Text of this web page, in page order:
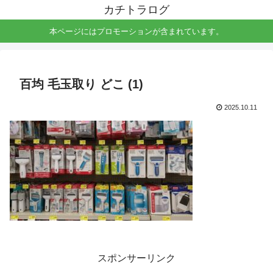
カチトラログ
本ページにはプロモーションが含まれています。
百均 毛玉取り どこ (1)
2025.10.11
スポンサーリンク